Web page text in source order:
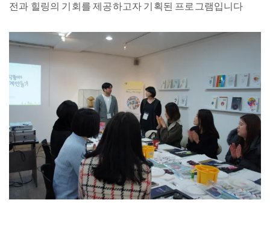
전과 힐링의 기회를 제공하고자 기획된 프로그램입니다